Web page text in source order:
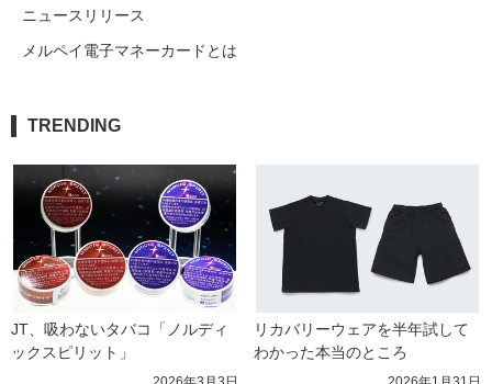
ニュースリリース
メルペイ電子マネーカードとは
TRENDING
JT、吸わないタバコ「ノルディ
ックスピリット」
リカバリーウェアを半年試して
わかった本当のところ